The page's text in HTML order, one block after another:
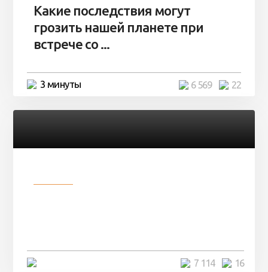
Какие последствия могут
грозить нашей планете при
встрече со ...
3 минуты 22
6 569
16
7 114